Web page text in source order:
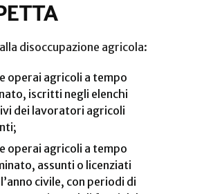
disoccupazione agricola:
operai agricoli a tempo
iscritti negli elenchi
dei lavoratori agricoli
operai agricoli a tempo
assunti o licenziati
civile, con periodi di